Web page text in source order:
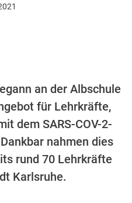
an der Albschule
für Lehrkräfte,
dem SARS-COV-2-
nahmen dies
rund 70 Lehrkräfte
Karlsruhe.